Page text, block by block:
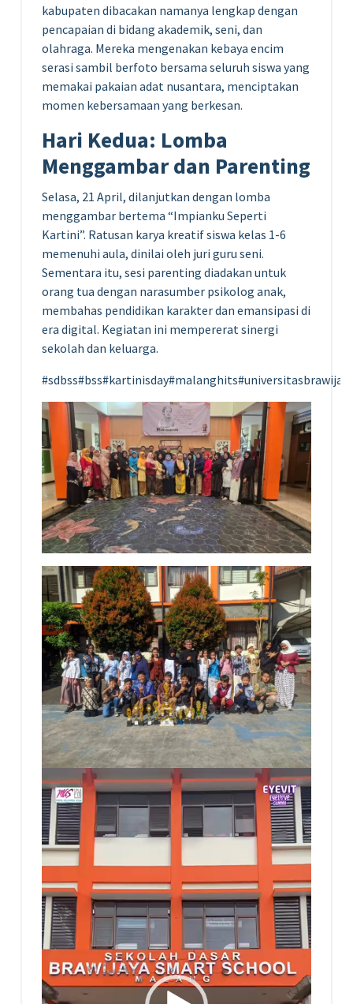
kabupaten dibacakan namanya lengkap dengan
pencapaian di bidang akademik, seni, dan
olahraga. Mereka mengenakan kebaya encim
serasi sambil berfoto bersama seluruh siswa yang
memakai pakaian adat nusantara, menciptakan
momen kebersamaan yang berkesan.
Hari Kedua: Lomba
Menggambar dan Parenting
Selasa, 21 April, dilanjutkan dengan lomba
menggambar bertema “Impianku Seperti
Kartini”. Ratusan karya kreatif siswa kelas 1-6
memenuhi aula, dinilai oleh juri guru seni.
Sementara itu, sesi parenting diadakan untuk
orang tua dengan narasumber psikolog anak,
membahas pendidikan karakter dan emansipasi di
era digital. Kegiatan ini mempererat sinergi
sekolah dan keluarga.
Pemutar
Video